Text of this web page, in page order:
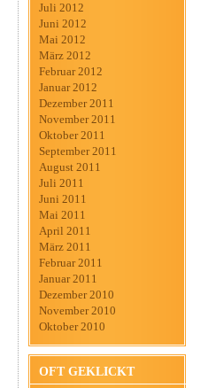
Juli 2012
Juni 2012
Mai 2012
März 2012
Februar 2012
Januar 2012
Dezember 2011
November 2011
Oktober 2011
September 2011
August 2011
Juli 2011
Juni 2011
Mai 2011
April 2011
März 2011
Februar 2011
Januar 2011
Dezember 2010
November 2010
Oktober 2010
OFT GEKLICKT